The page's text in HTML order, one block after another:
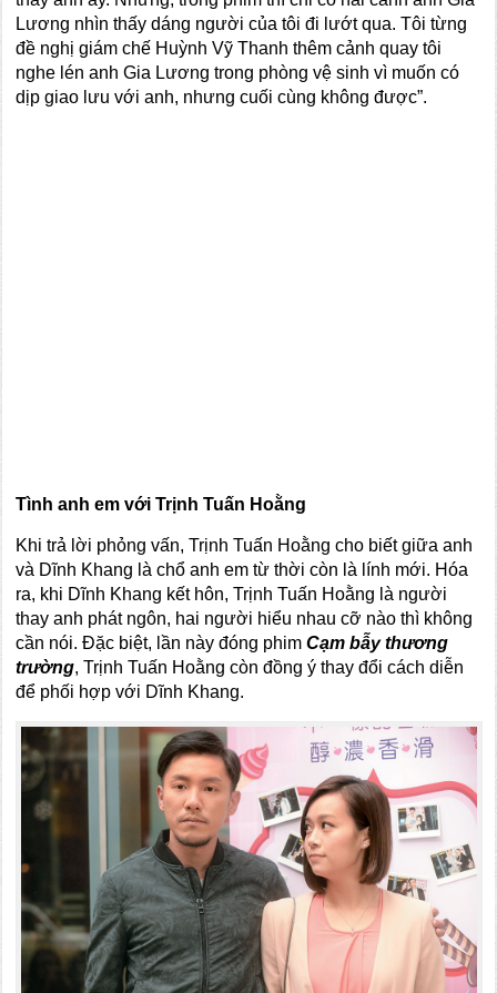
Lương nhìn thấy dáng người của tôi đi lướt qua. Tôi từng
đề nghị giám chế Huỳnh Vỹ Thanh thêm cảnh quay tôi
nghe lén anh Gia Lương trong phòng vệ sinh vì muốn có
dịp giao lưu với anh, nhưng cuối cùng không được”.
Tình anh em với Trịnh Tuấn Hoằng
Khi trả lời phỏng vấn, Trịnh Tuấn Hoằng cho biết giữa anh
và Dĩnh Khang là chổ anh em từ thời còn là lính mới. Hóa
ra, khi Dĩnh Khang kết hôn, Trịnh Tuấn Hoằng là người
thay anh phát ngôn, hai người hiểu nhau cỡ nào thì không
cần nói. Đặc biệt, lần này đóng phimCạm bẫy thương
trường, Trịnh Tuấn Hoằng còn đồng ý thay đổi cách diễn
để phối hợp với Dĩnh Khang.